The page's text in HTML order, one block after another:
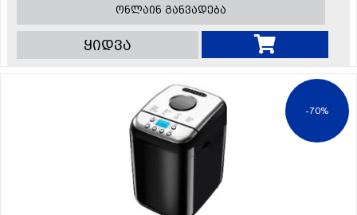
ონლაინ განვადება
ყიდვა
-70%